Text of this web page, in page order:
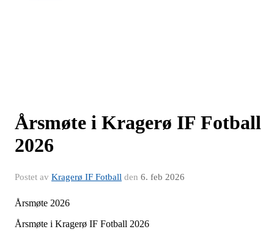
Årsmøte i Kragerø IF Fotball
2026
Postet av Kragerø IF Fotball den 6. feb 2026
Årsmøte 2026
Årsmøte i Kragerø IF Fotball 2026